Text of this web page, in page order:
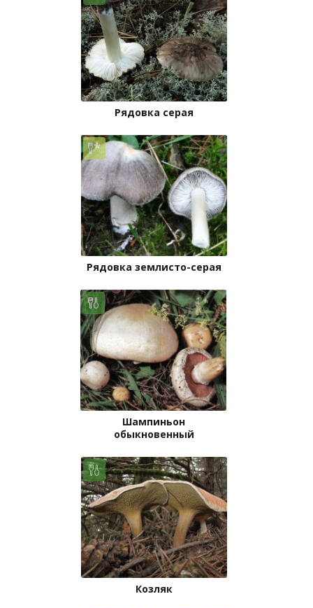
Рядовка серая
Рядовка землисто-серая
Шампиньон
обыкновенный
Козляк